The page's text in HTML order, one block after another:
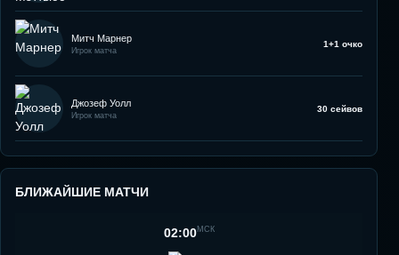
Митч Марнер
Игрок матча
1+1 очко
Джозеф Уолл
Игрок матча
30 сейвов
БЛИЖАЙШИЕ МАТЧИ
02:00МСК